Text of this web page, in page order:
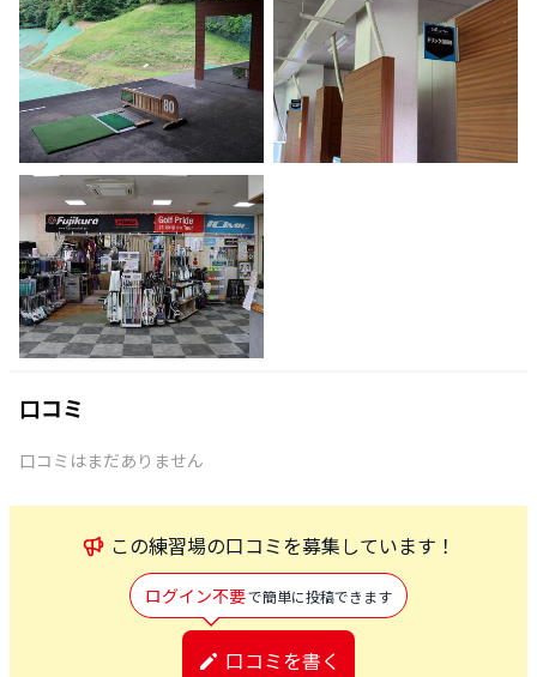
口コミ
口コミはまだありません
この練習場の口コミを募集しています！
ログイン不要で簡単に投稿できます
口コミを書く